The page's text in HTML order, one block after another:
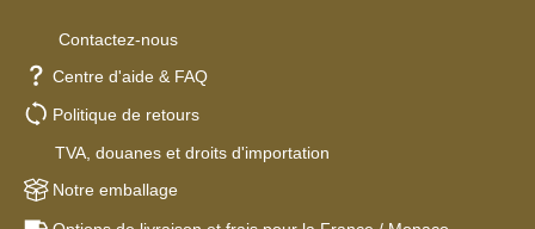
Contactez-nous
Centre d'aide & FAQ
Politique de retours
TVA, douanes et droits d'importation
Notre emballage